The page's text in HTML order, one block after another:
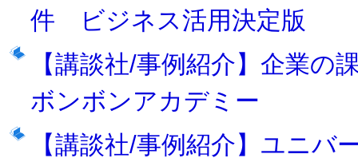
件 ビジネス活用決定版
【講談社/事例紹介】企業
ボンボンアカデミー
【講談社/事例紹介】ユニ